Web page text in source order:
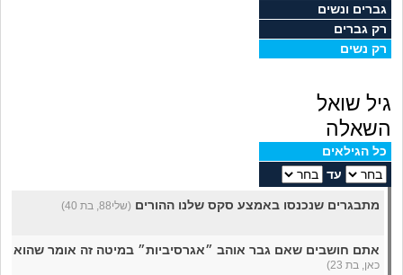
חיות מחמד
יוקר המחיה
גברים ונשים
רק גברים
רק נשים
גיל שואל
השאלה
כל הגילאים
עד
מתבגרים שנכנסו באמצע סקס שלנו ההורים (שלי88, בת 40)
אתם חושבים שאם גבר אוהב ״אגרסיביות״ במיטה זה אומר שהוא
כאן, בת 23)